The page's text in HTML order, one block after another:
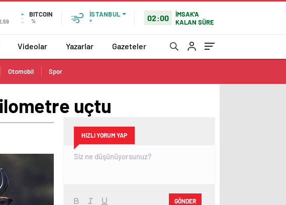
BITCOIN
%
İSTANBUL
°
02:00
İMSAK'A
KALAN SÜRE
Videolar Yazarlar Gazeteler
Otomobil Spor
uçtu
HIZLI YORUM YAP
GÖNDER